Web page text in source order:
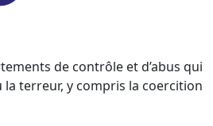
de contrôle et d’abus qui
terreur, y compris la coercition